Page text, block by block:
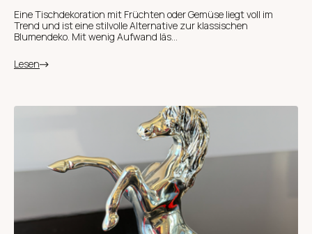
Eine Tischdekoration mit Früchten oder Gemüse liegt voll im
Trend und ist eine stilvolle Alternative zur klassischen
Blumendeko. Mit wenig Aufwand läs...
Lesen